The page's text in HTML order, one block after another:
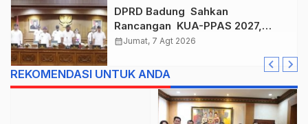
DPRD Badung Sahkan
Rancangan KUA-PPAS 2027,
Anggaran Tembus Lebih Dari
calendar_monthJumat, 7 Agt 2026
REKOMENDASI UNTUK ANDA